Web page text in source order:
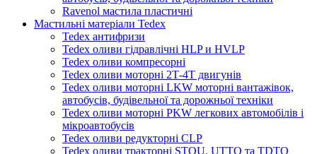
Ravenol мастила пластичні
Мастильні матеріали Tedex
Tedex антифризи
Tedex оливи гідравлічні HLP и HVLP
Tedex оливи компресорні
Tedex оливи моторні 2Т-4Т двигунів
Tedex оливи моторні LKW моторні вантажівок,
автобусів, будівельної та дорожньої техніки
Tedex оливи моторні PKW легкових автомобілів і
мікроавтобусів
Tedex оливи редукторні CLP
Tedex оливи тракторні STOU, UTTO та TDTO